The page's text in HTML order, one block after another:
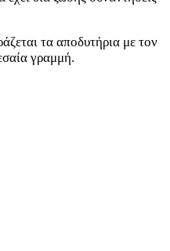
τα αποδυτήρια με τον
γραμμή.